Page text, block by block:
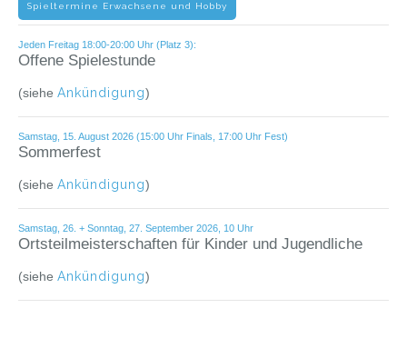
Spieltermine Erwachsene und Hobby
Jeden Freitag 18:00-20:00 Uhr (Platz 3):
Offene Spielestunde
(siehe Ankündigung)
Samstag, 15. August 2026 (15:00 Uhr Finals, 17:00 Uhr Fest)
Sommerfest
(siehe Ankündigung)
Samstag, 26. + Sonntag, 27. September 2026, 10 Uhr
Ortsteilmeisterschaften für Kinder und Jugendliche
(siehe Ankündigung)